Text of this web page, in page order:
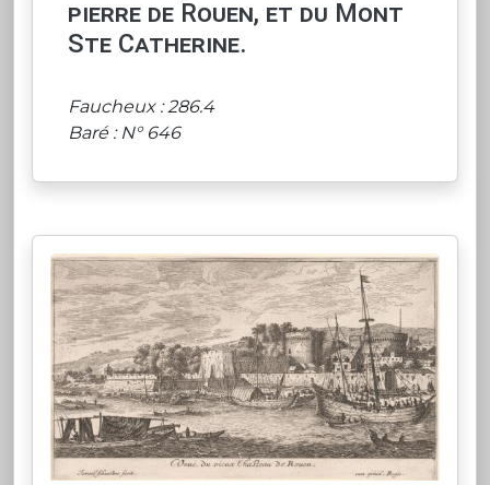
pierre de Rouen, et du Mont
Ste Catherine.
Faucheux : 286.4
Baré : N° 646